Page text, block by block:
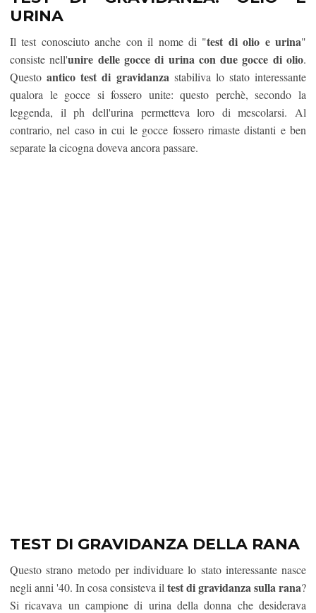
URINA
Il test conosciuto anche con il nome di "test di olio e urina"
consiste nell'unire delle gocce di urina con due gocce di olio.
Questoantico test di gravidanza stabiliva lo stato interessante
qualora le gocce si fossero unite: questo perchè, secondo la
leggenda, il ph dell'urina permetteva loro di mescolarsi. Al
contrario, nel caso in cui le gocce fossero rimaste distanti e ben
separate la cicogna doveva ancora passare.
TEST DI GRAVIDANZA DELLA RANA
Questo strano metodo per individuare lo stato interessante nasce
negli anni '40. In cosa consisteva il test di gravidanza sulla rana?
Si ricavava un campione di urina della donna che desiderava